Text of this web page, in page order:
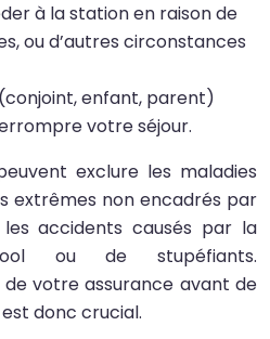
à la station en raison de
ou d’autres circonstances
enfant, parent)
votre séjour.
exclure les maladies
extrêmes non encadrés par
les accidents causés par la
ou de stupéfiants.
votre assurance avant de
donc crucial.